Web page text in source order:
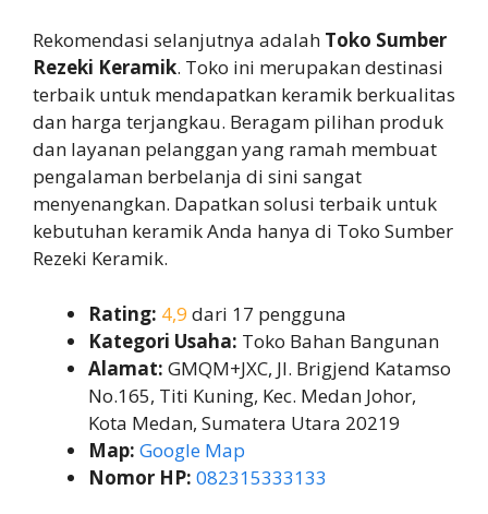
Rekomendasi selanjutnya adalah Toko Sumber
Rezeki Keramik. Toko ini merupakan destinasi
terbaik untuk mendapatkan keramik berkualitas
dan harga terjangkau. Beragam pilihan produk
dan layanan pelanggan yang ramah membuat
pengalaman berbelanja di sini sangat
menyenangkan. Dapatkan solusi terbaik untuk
kebutuhan keramik Anda hanya di Toko Sumber
Rezeki Keramik.
Rating: 4,9 dari 17 pengguna
Kategori Usaha: Toko Bahan Bangunan
Alamat: GMQM+JXC, Jl. Brigjend Katamso
No.165, Titi Kuning, Kec. Medan Johor,
Kota Medan, Sumatera Utara 20219
Map: Google Map
Nomor HP: 082315333133